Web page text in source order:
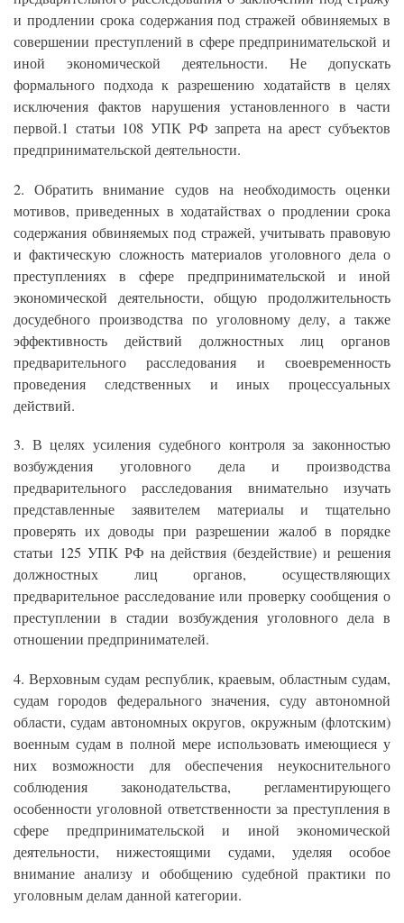
и продлении срока содержания под стражей обвиняемых в
совершении преступлений в сфере предпринимательской и
иной экономической деятельности. Не допускать
формального подхода к разрешению ходатайств в целях
исключения фактов нарушения установленного в части
первой.1 статьи 108 УПК РФ запрета на арест субъектов
предпринимательской деятельности.
2. Обратить внимание судов на необходимость оценки
мотивов, приведенных в ходатайствах о продлении срока
содержания обвиняемых под стражей, учитывать правовую
и фактическую сложность материалов уголовного дела о
преступлениях в сфере предпринимательской и иной
экономической деятельности, общую продолжительность
досудебного производства по уголовному делу, а также
эффективность действий должностных лиц органов
предварительного расследования и своевременность
проведения следственных и иных процессуальных
действий.
3. В целях усиления судебного контроля за законностью
возбуждения уголовного дела и производства
предварительного расследования внимательно изучать
представленные заявителем материалы и тщательно
проверять их доводы при разрешении жалоб в порядке
статьи 125 УПК РФ на действия (бездействие) и решения
должностных лиц органов, осуществляющих
предварительное расследование или проверку сообщения о
преступлении в стадии возбуждения уголовного дела в
отношении предпринимателей.
4. Верховным судам республик, краевым, областным судам,
судам городов федерального значения, суду автономной
области, судам автономных округов, окружным (флотским)
военным судам в полной мере использовать имеющиеся у
них возможности для обеспечения неукоснительного
соблюдения законодательства, регламентирующего
особенности уголовной ответственности за преступления в
сфере предпринимательской и иной экономической
деятельности, нижестоящими судами, уделяя особое
внимание анализу и обобщению судебной практики по
уголовным делам данной категории.